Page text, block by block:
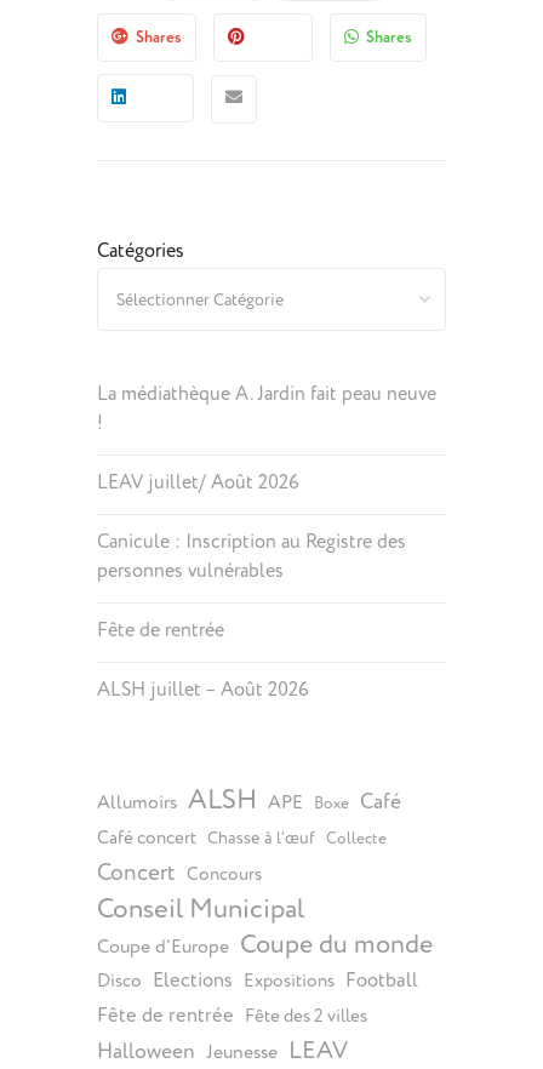
Shares Shares
Catégories
La médiathèque A. Jardin fait peau neuve
!
LEAV juillet/ Août 2026
Canicule : Inscription au Registre des
personnes vulnérables
Fête de rentrée
ALSH juillet – Août 2026
Allumoirs ALSH APE Boxe Café
Café concert Chasse à l’œuf Collecte
Concert Concours
Conseil Municipal
Coupe d'Europe Coupe du monde
Disco Elections Expositions Football
Fête de rentrée Fête des 2 villes
Halloween Jeunesse LEAV